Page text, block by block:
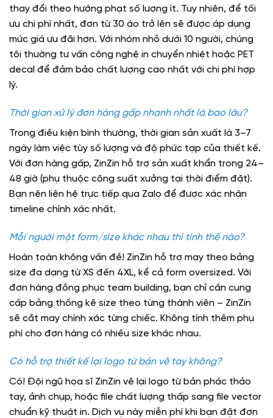
thay đổi theo hướng phạt số lượng ít. Tuy nhiên, để tối
ưu chi phí nhất, đơn từ 30 áo trở lên sẽ được áp dụng
mức giá ưu đãi hơn. Với nhóm nhỏ dưới 10 người, chúng
tôi thường tư vấn công nghệ in chuyển nhiệt hoặc PET
decal để đảm bảo chất lượng cao nhất với chi phí hợp
lý.
Thời gian xử lý đơn hàng gấp nhanh nhất là bao lâu?
Trong điều kiện bình thường, thời gian sản xuất là 3–7
ngày làm việc tùy số lượng và độ phức tạp của thiết kế.
Với đơn hàng gấp, ZinZin hỗ trợ sản xuất khẩn trong 24–
48 giờ (phụ thuộc công suất xưởng tại thời điểm đặt).
Bạn nên liên hệ trực tiếp qua Zalo để được xác nhận
timeline chính xác nhất.
Mỗi người một form/size khác nhau thì tính thế nào?
Hoàn toàn không vấn đề! ZinZin hỗ trợ may theo bảng
size đa dạng từ XS đến 4XL, kể cả form oversized. Với
đơn hàng đồng phục team building, bạn chỉ cần cung
cấp bảng thống kê size theo từng thành viên – ZinZin
sẽ cắt may chính xác từng chiếc. Không tính thêm phụ
phí cho đơn hàng có nhiều size khác nhau.
Có hỗ trợ thiết kế lại logo từ bản vẽ tay không?
Có! Đội ngũ họa sĩ ZinZin vẽ lại logo từ bản phác thảo
tay, ảnh chụp, hoặc file chất lượng thấp sang file vector
chuẩn kỹ thuật in. Dịch vụ này miễn phí khi bạn đặt đơn